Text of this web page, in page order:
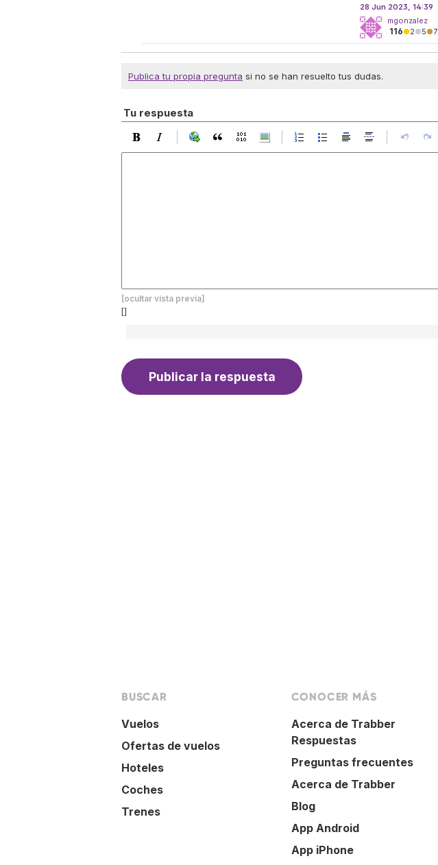
28 Jun 2023, 14:39
mgonzalez
116●2●5●7
Publica tu propia pregunta si no se han resuelto tus dudas.
Tu respuesta
[ocultar vista previa]
[]
BUSCAR
Vuelos
Ofertas de vuelos
Hoteles
Coches
Trenes
CONOCER MÁS
Acerca de Trabber
Respuestas
Preguntas frecuentes
Acerca de Trabber
Blog
App Android
App iPhone